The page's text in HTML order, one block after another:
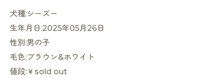
犬種:シーズー
生年月日:2025年05月26日
性別:男の子
毛色:ブラウン&ホワイト
値段:￥sold out